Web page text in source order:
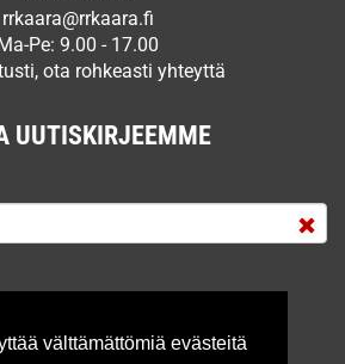
välttämättömiä evästeitä
rrkaara@rrkaara.fi
Pe: 9.00 - 17.00
ota rohkeasti yhteyttä
UUTISKIRJEEMME